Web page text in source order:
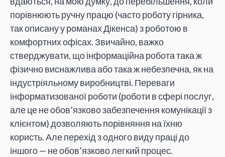
порівнюють ручну працю (часто роботу гірника,
так описану у романах Дікенса) з роботою в
комфортних офісах. Звичайно, важко
стверджувати, що інформаційна робота така ж
фізично виснажлива або така ж небезпечна, як на
індустріяльному виробництві. Переваги
інформатизованої роботи (роботи в сфері послуг,
але це не обов’язково забезпечення комунікації з
клієнтом) дозволяють порівняння на їхню
користь. Але перехід з одного виду праці до
іншого — не обов’язково легкий процес.